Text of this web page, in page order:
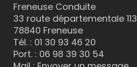
Freneuse Conduite
33 route départementale 113
78840 Freneuse
Tél. : 01 30 93 46 20
Port. : 06 98 39 30 54